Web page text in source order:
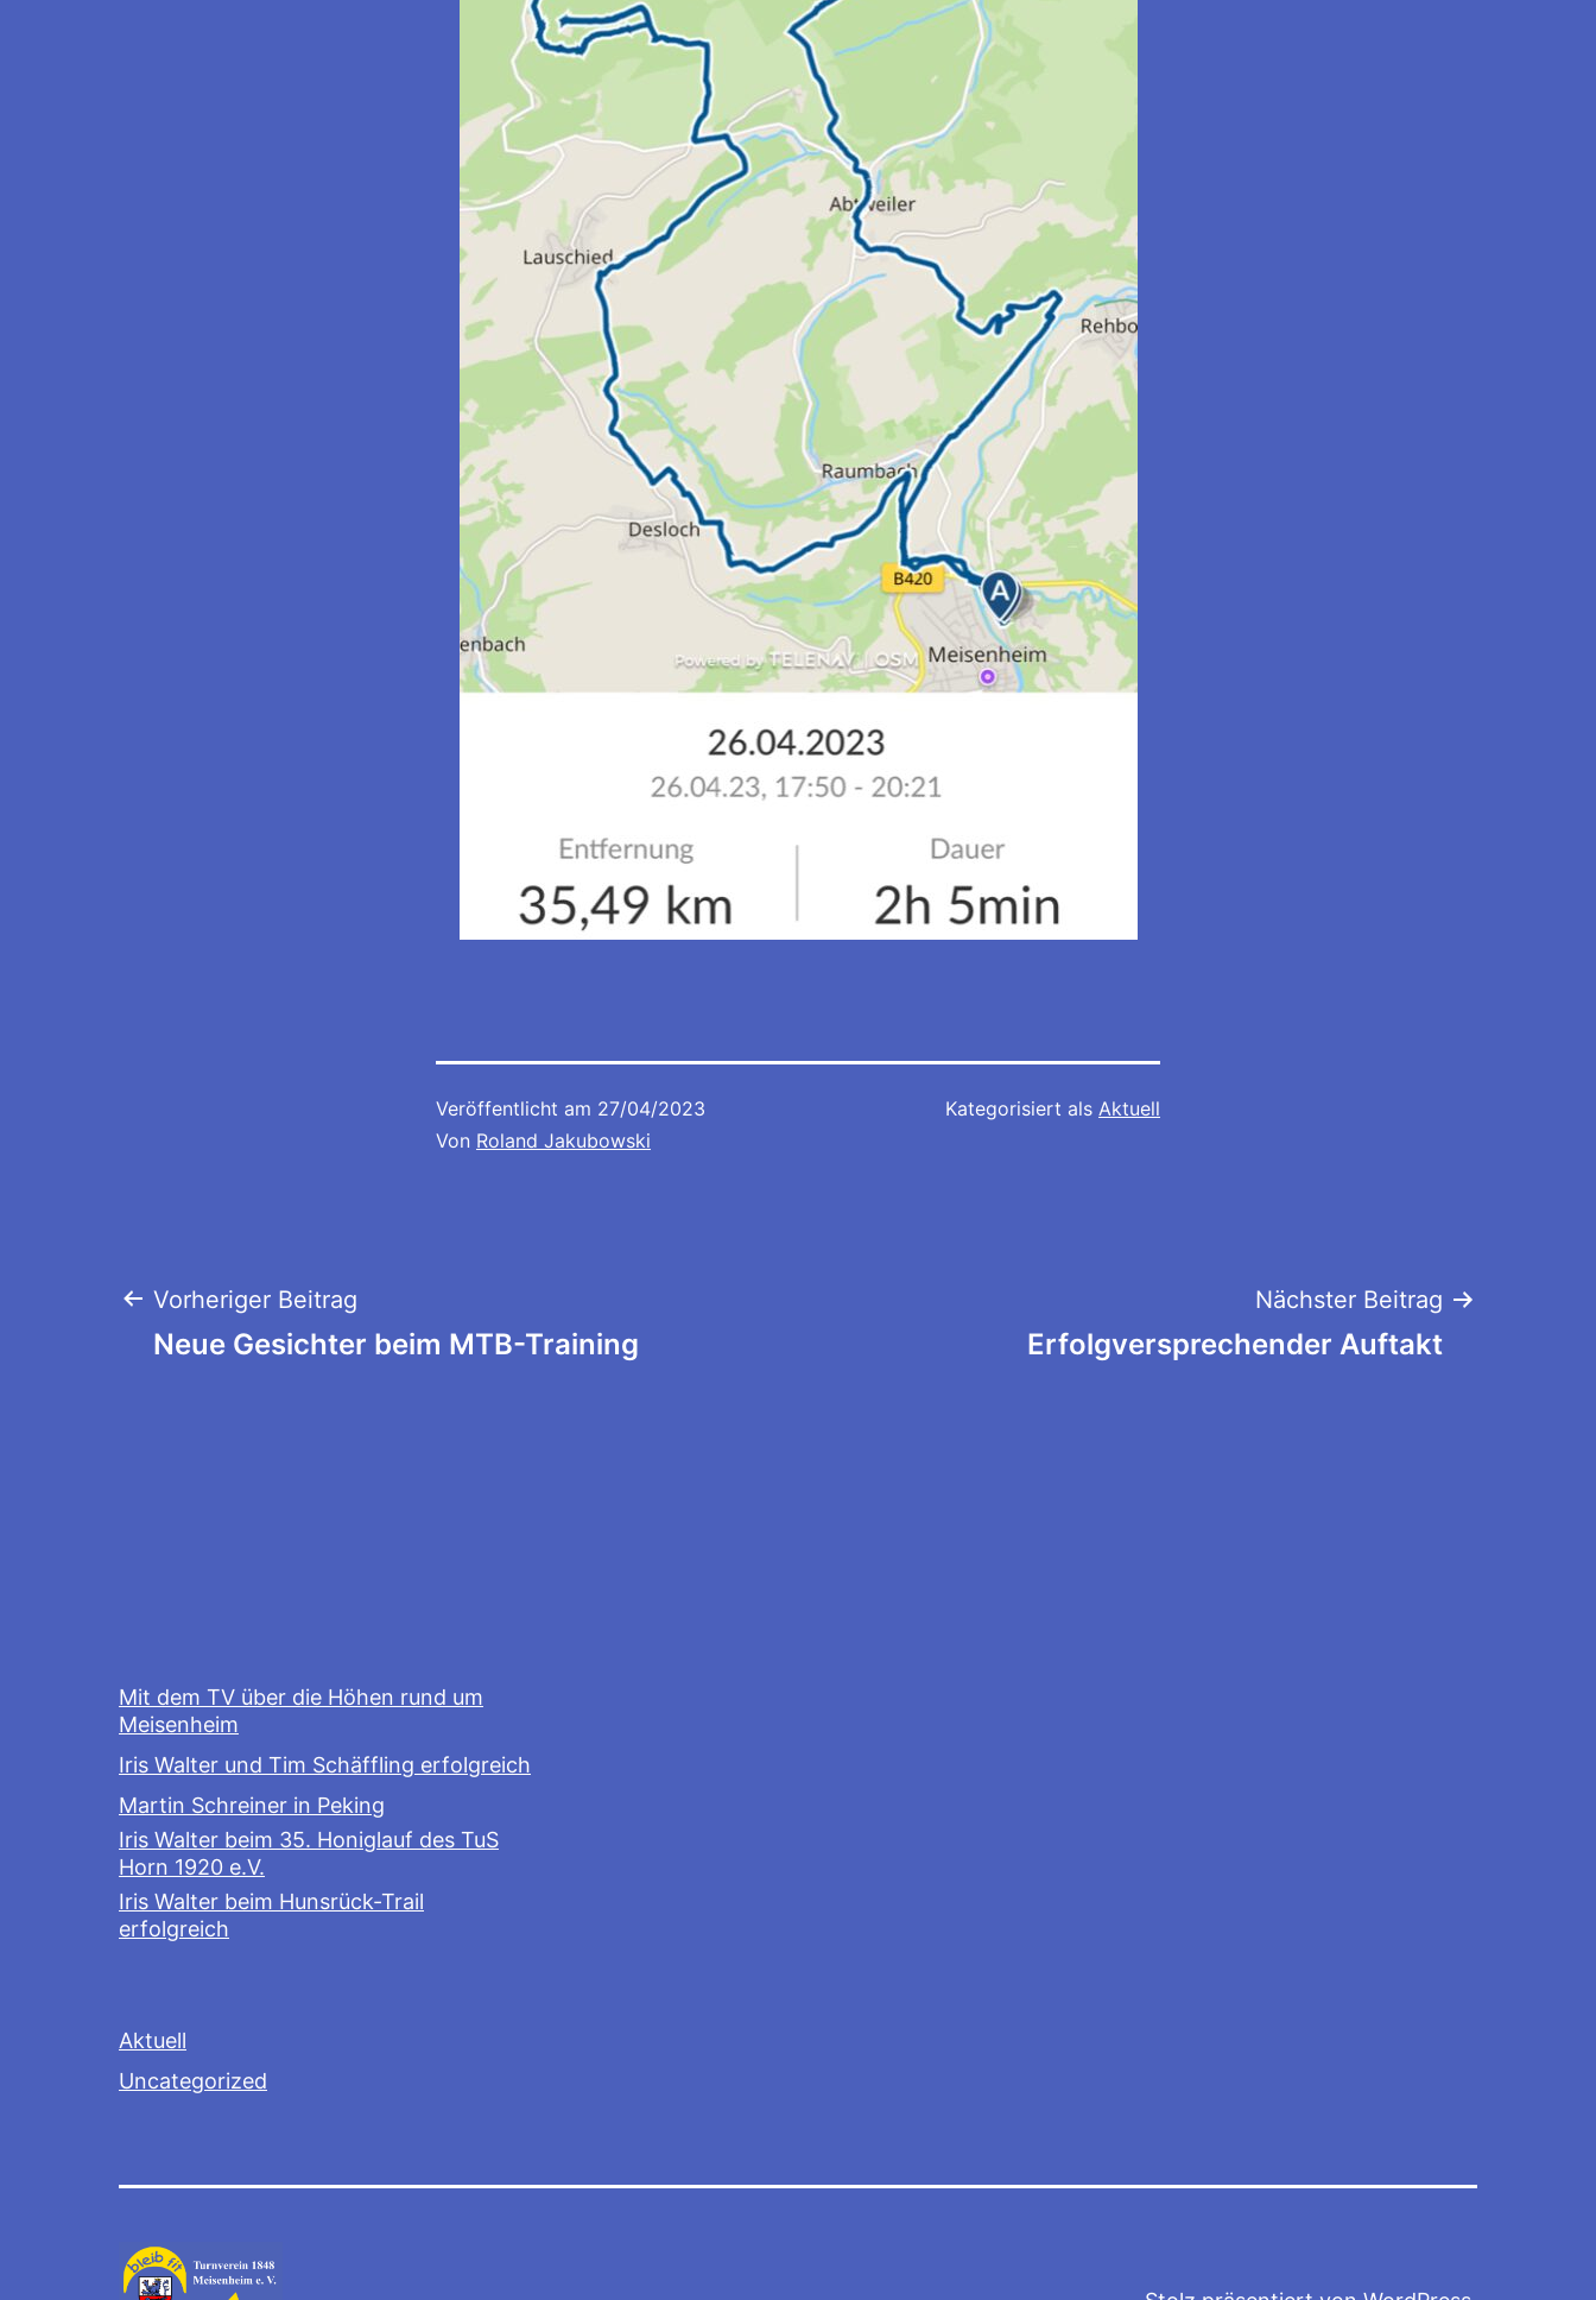
Veröffentlicht am 27/04/2023
Von Roland Jakubowski
Kategorisiert als Aktuell
Beitragsnavigation
Vorheriger Beitrag
Neue Gesichter beim MTB-Training
Nächster Beitrag
Erfolgversprechender Auftakt
Mit dem TV über die Höhen rund um
Meisenheim
Iris Walter und Tim Schäffling erfolgreich
Martin Schreiner in Peking
Iris Walter beim 35. Honiglauf des TuS
Horn 1920 e.V.
Iris Walter beim Hunsrück-Trail
erfolgreich
Aktuell
Uncategorized